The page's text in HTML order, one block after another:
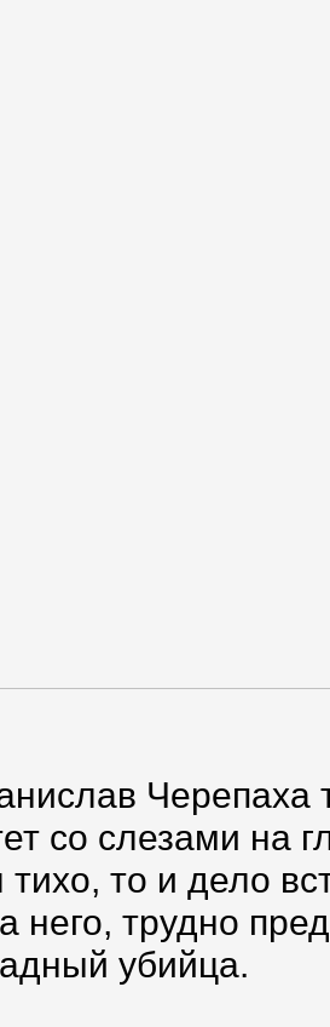
Черепаха
со слезами на
тихо, то и дело
него, трудно
убийца.